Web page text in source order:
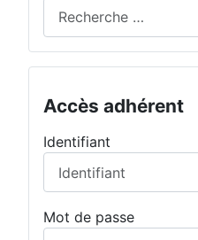
Accès adhérent
Identifiant
Mot de passe